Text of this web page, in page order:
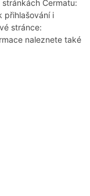
Cermatu:
přihlašování i
stránce:
naleznete také